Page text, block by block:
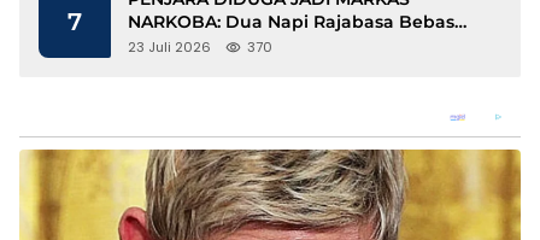
7
NARKOBA: Dua Napi Rajabasa Bebas
Gunakan HP, Muncul Dugaan
23 Juli 2026 370